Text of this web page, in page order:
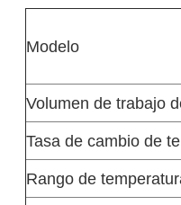
Modelo
Volumen de trabajo
Tasa de cambio de
Rango de